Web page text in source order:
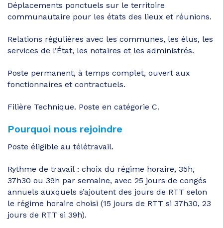
Déplacements ponctuels sur le territoire
communautaire pour les états des lieux et réunions.
Relations régulières avec les communes, les élus, les
services de l’État, les notaires et les administrés.
Poste permanent, à temps complet, ouvert aux
fonctionnaires et contractuels.
Filière Technique. Poste en catégorie C.
Pourquoi nous rejoindre
Poste éligible au télétravail.
Rythme de travail : choix du régime horaire, 35h,
37h30 ou 39h par semaine, avec 25 jours de congés
annuels auxquels s’ajoutent des jours de RTT selon
le régime horaire choisi (15 jours de RTT si 37h30, 23
jours de RTT si 39h).